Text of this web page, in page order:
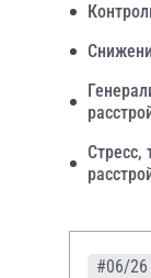
Стресс,
#06/26